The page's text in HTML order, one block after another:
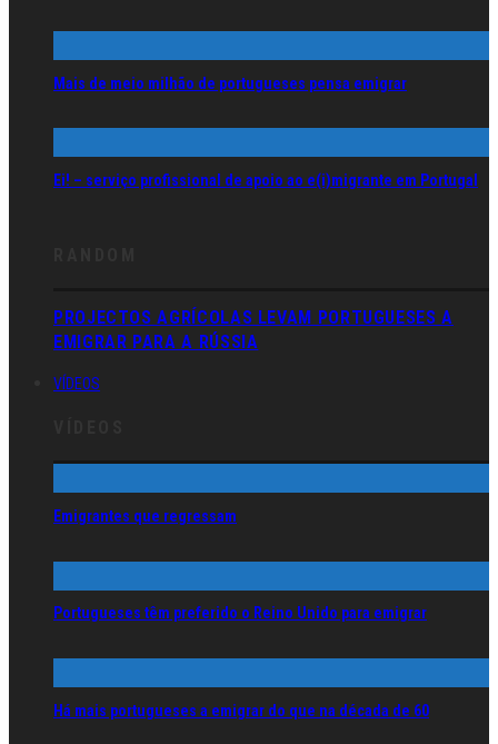
Mais de meio milhão de portugueses pensa emigrar
Ei! – serviço profissional de apoio ao e(i)migrante em Portugal
PROJECTOS AGRÍCOLAS LEVAM PORTUGUESES A
EMIGRAR PARA A RÚSSIA
VÍDEOS
Emigrantes que regressam
Portugueses têm preferido o Reino Unido para emigrar
Há mais portugueses a emigrar do que na década de 60